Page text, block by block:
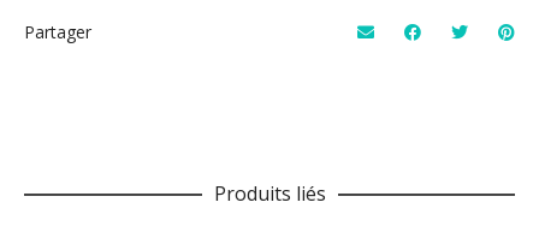
Partager
Produits liés